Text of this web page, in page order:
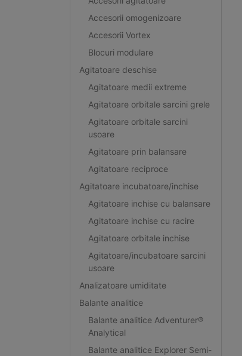
Accesorii omogenizoare
Accesorii Vortex
Blocuri modulare
Agitatoare deschise
Agitatoare medii extreme
Agitatoare orbitale sarcini grele
Agitatoare orbitale sarcini
usoare
Agitatoare prin balansare
Agitatoare reciproce
Agitatoare incubatoare/inchise
Agitatoare inchise cu balansare
Agitatoare inchise cu racire
Agitatoare orbitale inchise
Agitatoare/incubatoare sarcini
usoare
Analizatoare umiditate
Balante analitice
Balante analitice Adventurer®
Analytical
Balante analitice Explorer Semi-